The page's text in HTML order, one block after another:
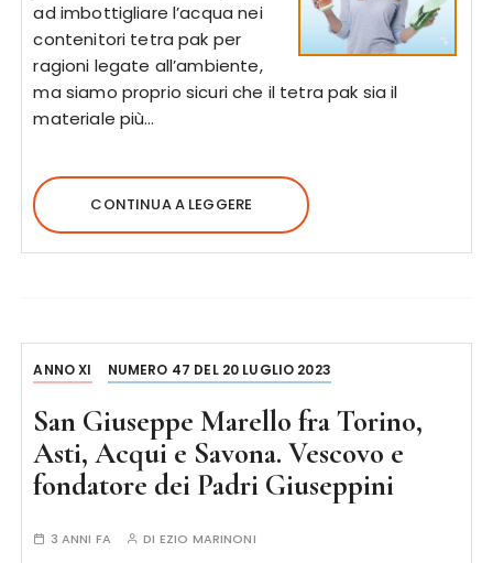
ad imbottigliare l’acqua nei
contenitori tetra pak per
ragioni legate all’ambiente,
ma siamo proprio sicuri che il tetra pak sia il
materiale più…
CONTINUA A LEGGERE
ANNO XI NUMERO 47 DEL 20 LUGLIO 2023
San Giuseppe Marello fra Torino,
Asti, Acqui e Savona. Vescovo e
fondatore dei Padri Giuseppini
3 ANNI FA DI EZIO MARINONI